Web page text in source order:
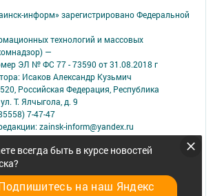
всегда быть в курсе новостей
на наш Яндекс
информ» зарегистрировано Федеральной
технологий и массовых
—
ЭЛ № ФС 77 - 73590 от 31.08.2018 г
Исаков Александр Кузьмич
Российская Федерация, Республика
Т. Ялчыгола, д. 9
7-47-47
zainsk-inform@yandex.ru
коррупции: zainsk-inform@yandex.ru
«ТАТМЕДИА»
политика
«cookie»для персонализации сервисов и